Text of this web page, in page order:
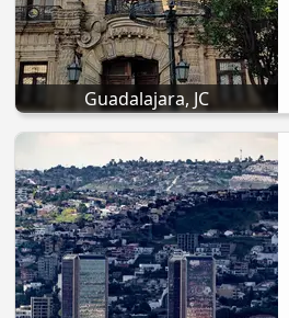
Guadalajara, JC